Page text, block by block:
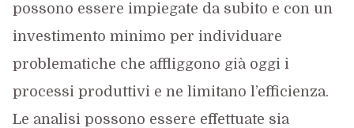
possono essere impiegate da subito e con un
investimento minimo per individuare
problematiche che affliggono già oggi i
processi produttivi e ne limitano l’efficienza.
Le analisi possono essere effettuate sia